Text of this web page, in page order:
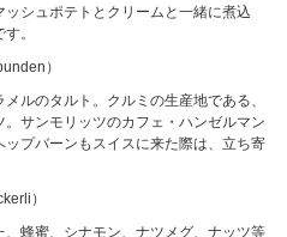
シュポテトとクリームと一緒に煮込
。
）
ルのタルト。クルミの生産地である、
サンモリッツのカフェ・ハンゼルマン
プバーンもスイスに来た際は、立ち寄
）
蜂蜜、シナモン、ナツメグ、ナッツ等